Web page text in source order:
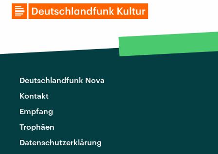
Deutschlandfunk Nova
Kontakt
Empfang
Trophäen
Datenschutzerklärung